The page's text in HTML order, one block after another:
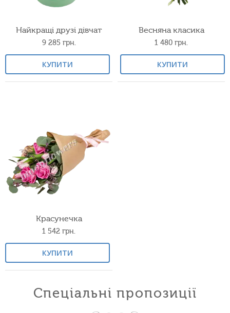
Найкращі друзі дівчат
9 285 грн.
КУПИТИ
Весняна класика
1 480 грн.
КУПИТИ
Красунечка
1 542 грн.
КУПИТИ
Спеціальні пропозиції